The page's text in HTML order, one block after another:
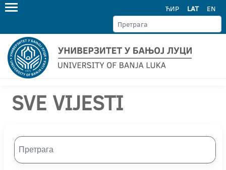
ЋИР LAT EN
SVE VIJESTI